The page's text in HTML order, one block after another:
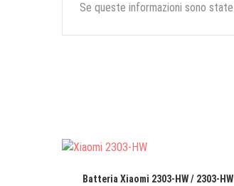
Se queste informazioni sono
Batteria Xiaomi 2303-HW / 2303-HW